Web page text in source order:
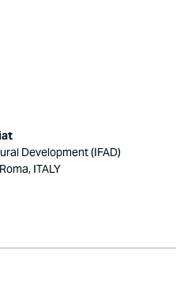
Development (IFAD)
ITALY